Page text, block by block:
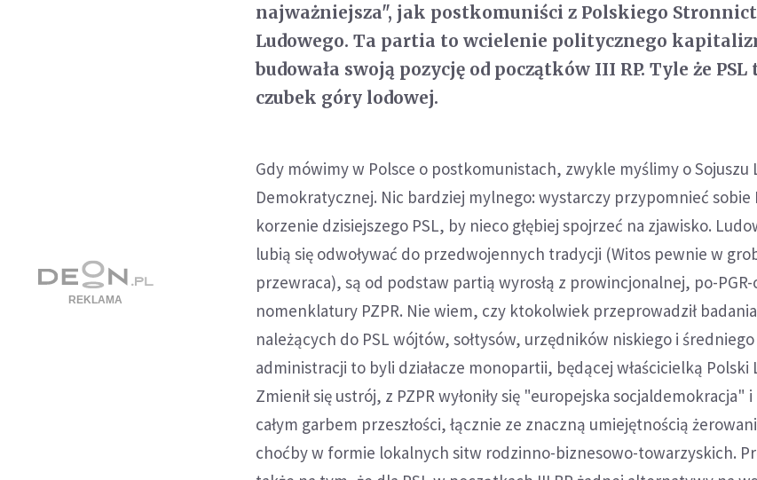
najważniejsza", jak postkomuniści z Polskiego
Ludowego. Ta partia to wcielenie politycznego
budowała swoją pozycję od początków III RP. Tyle że
czubek góry lodowej.
Gdy mówimy w Polsce o postkomunistach, zwykle myślimy o Sojuszu
Demokratycznej. Nic bardziej mylnego: wystarczy przypomnieć sobie
korzenie dzisiejszego PSL, by nieco głębiej spojrzeć na zjawisko.
lubią się odwoływać do przedwojennych tradycji (Witos pewnie w
przewraca), są od podstaw partią wyrosłą z prowincjonalnej, po-PGR-
nomenklatury PZPR. Nie wiem, czy ktokolwiek przeprowadził
należących do PSL wójtów, sołtysów, urzędników niskiego i
administracji to byli działacze monopartii, będącej właścicielką Polski
Zmienił się ustrój, z PZPR wyłoniły się "europejska socjaldemokracja"
całym garbem przeszłości, łącznie ze znaczną umiejętnością
choćby w formie lokalnych sitw rodzinno-biznesowo-towarzyskich.